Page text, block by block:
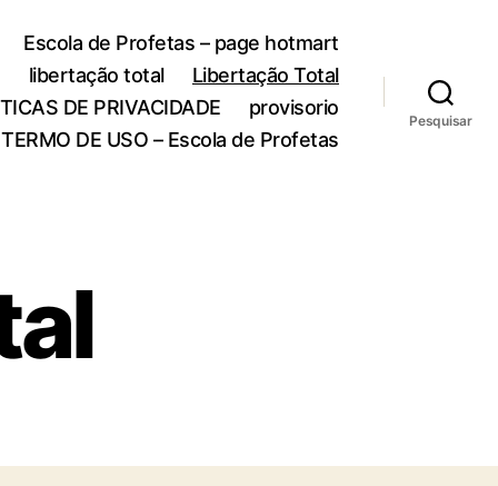
Escola de Profetas – page hotmart
libertação total
Libertação Total
DE PRIVACIDADE
provisorio
TERMO DE USO – Escola de Profetas
Pesquisar